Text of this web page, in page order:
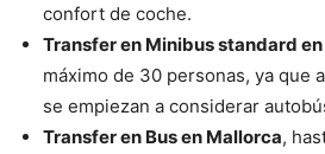
confort de coche.
Transfer en Minibus standard
máximo de 30 personas, ya que
se empiezan a considerar
Transfer en Bus en Mallorca,